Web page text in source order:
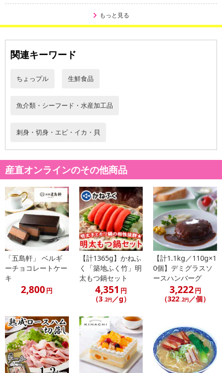
・賞味期限：出荷日より10日
・原産国（最終加工地）：大西洋
・原材料/材質/素材：本鮪（中トロ、赤身）
・注意事項：-18℃以下で保存してください
【賞味・消費期限のある商品について】
商品到着時点でのお日持ち期間は、配送日数などにより異なります
のでご了承ください。
もっと見る
関連キーワード
ちょっプル 生鮮食品
魚介類・シーフード・水産加工品
刺身・切身・エビ・イカ・貝
産直オンラインのその他商品
「五島軒」 ベルギ
ーチョコレートケー
キ
2,800円
【計1365g】かねふ
く「築地ふく竹」明
太もつ鍋セット
4,351 円
（3.2円／g）
【計1.1kg／110g×1
0個】デミグラスソ
ースハンバーグ
3,222円
（322.2円／個）